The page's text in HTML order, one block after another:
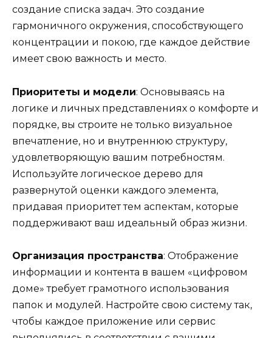
создание списка задач. Это создание
гармоничного окружения, способствующего
концентрации и покою, где каждое действие
имеет свою важность и место.
Приоритеты и модели: Основываясь на
логике и личных представлениях о комфорте и
порядке, вы строите не только визуальное
впечатление, но и внутреннюю структуру,
удовлетворяющую вашим потребностям.
Используйте логическое дерево для
развернутой оценки каждого элемента,
придавая приоритет тем аспектам, которые
поддерживают ваш идеальный образ жизни.
Организация пространства: Отображение
информации и контента в вашем «цифровом
доме» требует грамотного использования
папок и модулей. Настройте свою систему так,
чтобы каждое приложение или сервис